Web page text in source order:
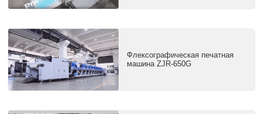
Флексографическая печатная
машина ZJR-650G